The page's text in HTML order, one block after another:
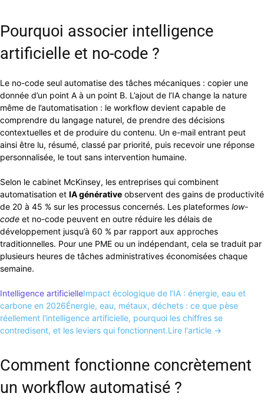
Pourquoi associer intelligence
artificielle et no-code ?
Le no-code seul automatise des tâches mécaniques : copier une
donnée d’un point A à un point B. L’ajout de l’IA change la nature
même de l’automatisation : le workflow devient capable de
comprendre du langage naturel, de prendre des décisions
contextuelles et de produire du contenu. Un e-mail entrant peut
ainsi être lu, résumé, classé par priorité, puis recevoir une réponse
personnalisée, le tout sans intervention humaine.
Selon le cabinet McKinsey, les entreprises qui combinent
automatisation et IA générative observent des gains de productivité
de 20 à 45 % sur les processus concernés. Les plateformes low-
code et no-code peuvent en outre réduire les délais de
développement jusqu’à 60 % par rapport aux approches
traditionnelles. Pour une PME ou un indépendant, cela se traduit par
plusieurs heures de tâches administratives économisées chaque
semaine.
Intelligence artificielleImpact écologique de l’IA : énergie, eau et
carbone en 2026Énergie, eau, métaux, déchets : ce que pèse
réellement l'intelligence artificielle, pourquoi les chiffres se
contredisent, et les leviers qui fonctionnent.Lire l'article →
Comment fonctionne concrètement
un workflow automatisé ?